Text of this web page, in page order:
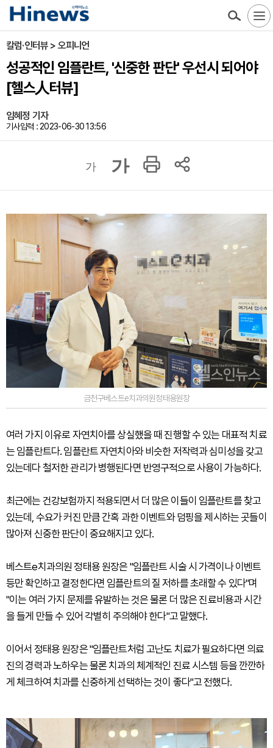
칼럼·인터뷰 > 오피니언
성공적인 임플란트, '신중한 판단' 우선시 되어야
[헬스人터뷰]
임혜정 기자
기사입력 : 2023-06-30 13:56
가 가
금천구베스트e치과의원정태용원장
여러 가지 이유로 자연치아를 상실했을 때 진행할 수 있는 대표적 치료
는 임플란트다. 임플란트 자연치아와 비슷한 저작력과 심미성을 갖고
있는데다 철저한 관리가 병행된다면 반영구적으로 사용이 가능하다.
최근에는 건강보험까지 적용되면서 더 많은 이들이 임플란트를 찾고
있는데, 수요가 커진 만큼 간혹 과한 이벤트와 덤핑을 제시하는 곳들이
많아져 신중한 판단이 중요해지고 있다.
베스트e치과의원 정태용 원장은 "임플란트 시술 시 가격이나 이벤트
등만 확인하고 결정한다면 임플란트의 질 저하를 초래할 수 있다"며
"이는 여러 가지 문제를 유발하는 것은 물론 더 많은 진료비용과 시간
을 들게 만들 수 있어 각별히 주의해야 한다"고 말했다.
이어서 정태용 원장은 "임플란트처럼 고난도 치료가 필요하다면 의료
진의 경력과 노하우는 물론 치과의 체계적인 진료 시스템 등을 깐깐하
게 체크하여 치과를 신중하게 선택하는 것이 좋다"고 전했다.